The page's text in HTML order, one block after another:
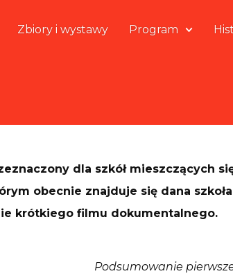
Zbiory i wystawy Program
dla szkół mieszczących
obecnie znajduje się dana
krótkiego filmu dokumentalnego.
Podsumowanie